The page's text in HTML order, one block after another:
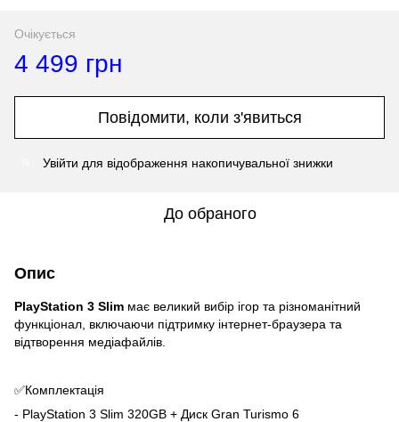
Очікується
4 499 грн
Повідомити, коли з'явиться
Увійти для відображення накопичувальної знижки
До обраного
Опис
PlayStation 3 Slim має великий вибір ігор та різноманітний
функціонал, включаючи підтримку інтернет-браузера та
відтворення медіафайлів.
✅Комплектація
- PlayStation 3 Slim 320GB + Диск Gran Turismo 6